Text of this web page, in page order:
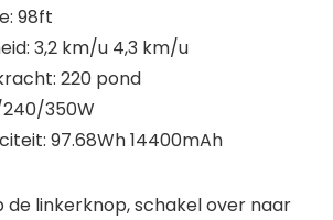
98ft
3,2 km/u 4,3 km/u
220 pond
350W
97.68Wh 14400mAh
de linkerknop, schakel over naar